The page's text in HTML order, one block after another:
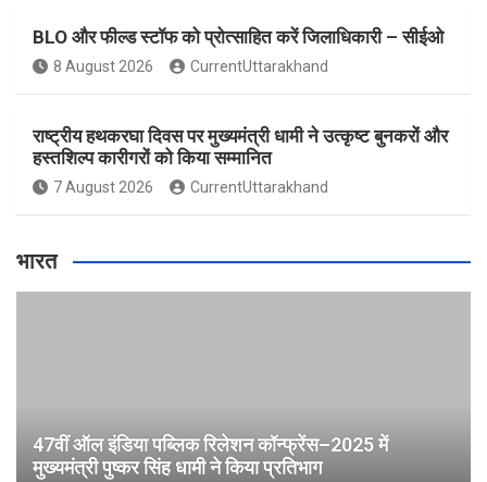
BLO और फील्ड स्टॉफ को प्रोत्साहित करें जिलाधिकारी – सीईओ
8 August 2026 CurrentUttarakhand
राष्ट्रीय हथकरघा दिवस पर मुख्यमंत्री धामी ने उत्कृष्ट बुनकरों और
हस्तशिल्प कारीगरों को किया सम्मानित
7 August 2026 CurrentUttarakhand
भारत
47वीं ऑल इंडिया पब्लिक रिलेशन कॉन्फ्रेंस–2025 में
मुख्यमंत्री पुष्कर सिंह धामी ने किया प्रतिभाग